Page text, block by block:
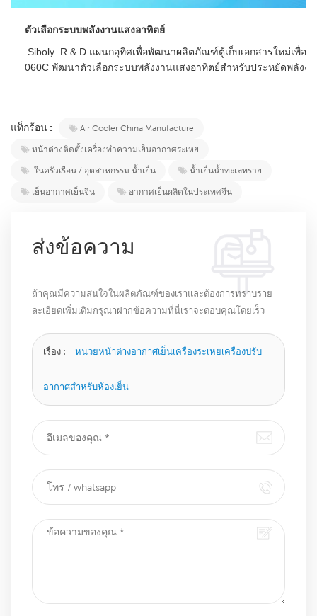
ตัวเลือกระบบพลังงานแสงอาทิตย์
060C พัฒนาตัวเลือกระบบพลังงานแสงอาทิตย์สำหรับประหยัดพลัง
แท็กร้อน :
Air Cooler China Manufacture
หน้าต่างติดตั้งเครื่องทำความเย็นอากาศระเหย
ในครัวเรือน / อุตสาหกรรม น้ำเย็น
น้ำเย็นน้ำทะเลทราย
เย็นอากาศเย็นจีน
อากาศเย็นผลิตในประเทศจีน
ส่งข้อความ
ถ้าคุณมีความสนใจในผลิตภัณฑ์ของเราและต้องการทราบราย
ละเอียดเพิ่มเติมกรุณาฝากข้อความที่นี่เราจะตอบคุณโดยเร็ว
เรื่อง : หน่วยหน้าต่างอากาศเย็นเครื่องระเหยเครื่องปรับ
อากาศสำหรับห้องเย็น